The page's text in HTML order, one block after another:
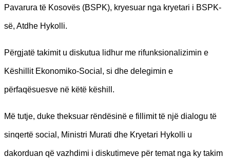
Pavarura të Kosovës (BSPK), kryesuar nga kryetari i BSPK-
së, Atdhe Hykolli.
Përgjatë takimit u diskutua lidhur me rifunksionalizimin e
Këshillit Ekonomiko-Social, si dhe delegimin e
përfaqësuesve në këtë këshill.
Më tutje, duke theksuar rëndësinë e fillimit të një dialogu të
sinqertë social, Ministri Murati dhe Kryetari Hykolli u
dakorduan që vazhdimi i diskutimeve për temat nga ky takim